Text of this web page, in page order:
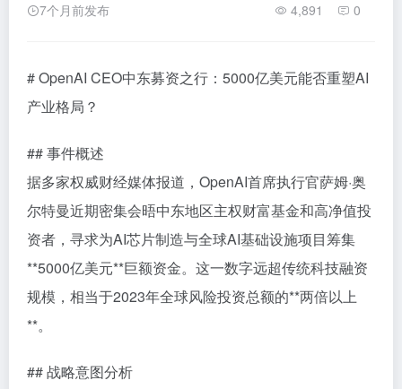
7个月前发布 4,891 0
# OpenAI CEO中东募资之行：5000亿美元能否重塑AI
产业格局？
## 事件概述
据多家权威财经媒体报道，OpenAI首席执行官萨姆·奥
尔特曼近期密集会晤中东地区主权财富基金和高净值投
资者，寻求为AI芯片制造与全球AI基础设施项目筹集
**5000亿美元**巨额资金。这一数字远超传统科技融资
规模，相当于2023年全球风险投资总额的**两倍以上
**。
## 战略意图分析